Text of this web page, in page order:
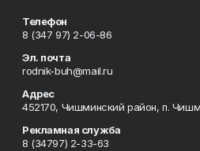
Телефон
8 (347 97) 2-06-86
Эл. почта
rodnik-buh@mail.ru
Адрес
452170, Чишминский район, п.
Рекламная служба
8 (34797) 2-33-63